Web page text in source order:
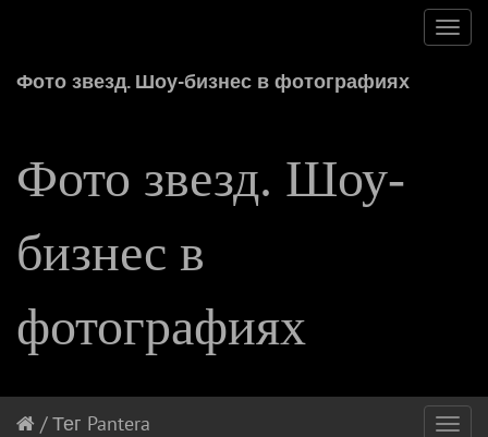
Фото звезд. Шоу-бизнес в фотографиях
Фото звезд. Шоу-
бизнес в
фотографиях
/Тег Pantera